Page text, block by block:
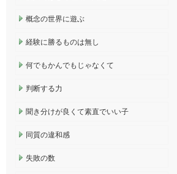
概念の世界に遊ぶ
経験に勝るものは無し
何でもかんでもじゃなくて
判断する力
聞き分けが良くて素直でいい子
同質の違和感
失敗の数